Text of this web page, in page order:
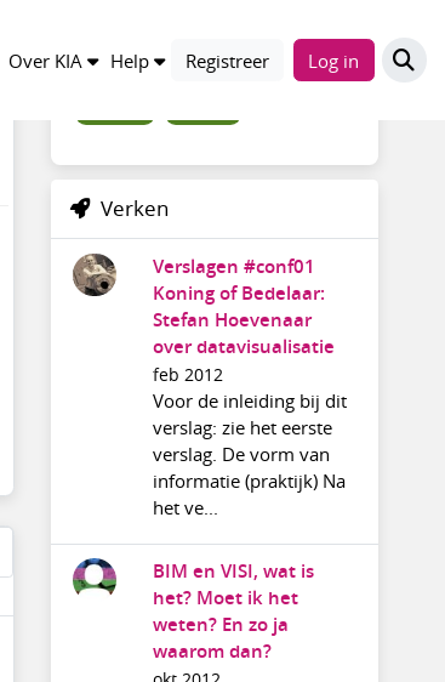
Over KIA Help Registreer Log in
Verken
Verslagen #conf01
Koning of Bedelaar:
Stefan Hoevenaar
over datavisualisatie
feb 2012
Voor de inleiding bij dit
verslag: zie het eerste
verslag. De vorm van
informatie (praktijk) Na
het ve...
BIM en VISI, wat is
het? Moet ik het
weten? En zo ja
waarom dan?